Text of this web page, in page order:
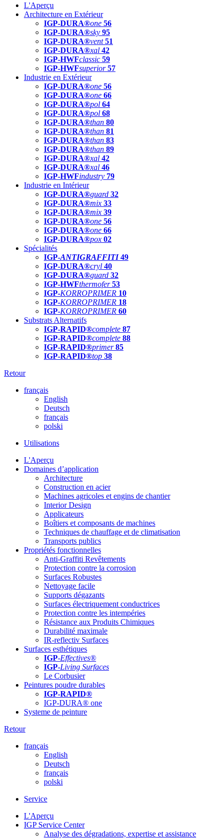
L'Aperçu
Architecture en Extérieur
IGP-DURA®one 56
IGP-DURA®sky 95
IGP-DURA®vent 51
IGP-DURA®xal 42
IGP-HWFclassic 59
IGP-HWFsuperior 57
Industrie en Extérieur
IGP-DURA®one 56
IGP-DURA®one 66
IGP-DURA®pol 64
IGP-DURA®pol 68
IGP-DURA®than 80
IGP-DURA®than 81
IGP-DURA®than 83
IGP-DURA®than 89
IGP-DURA®xal 42
IGP-DURA®xal 46
IGP-HWFindustry 79
Industrie en Intérieur
IGP-DURA®guard 32
IGP-DURA®mix 33
IGP-DURA®mix 39
IGP-DURA®one 56
IGP-DURA®one 66
IGP-DURA®pox 02
Spécialités
IGP-ANTIGRAFFITI49
IGP-DURA®cryl 40
IGP-DURA®guard 32
IGP-HWFthermofer 53
IGP-KORROPRIMER 10
IGP-KORROPRIMER 18
IGP-KORROPRIMER 60
Substrats Alternatifs
IGP-RAPID®complete 87
IGP-RAPID®complete 88
IGP-RAPID®primer 85
IGP-RAPID®top 38
Retour
français
English
Deutsch
français
polski
Utilisations
L'Aperçu
Domaines d’application
Architecture
Construction en acier
Machines agricoles et engins de chantier
Interior Design
Applicateurs
Boîtiers et composants de machines
Techniques de chauffage et de climatisation
Transports publics
Propriétés fonctionnelles
Anti-Graffiti Revêtements
Protection contre la corrosion
Surfaces Robustes
Nettoyage facile
Supports dégazants
Surfaces électriquement conductrices
Protection contre les intempéries
Résistance aux Produits Chimiques
Durabilité maximale
IR-reflectiv Surfaces
Surfaces esthétiques
IGP-Effectives®
IGP-Living Surfaces
Le Corbusier
Peintures poudre durables
IGP-RAPID®
IGP-DURA® one
Systeme de peinture
Retour
français
English
Deutsch
français
polski
Service
L'Aperçu
IGP Service Center
Analyse des dégradations, expertise et assistance